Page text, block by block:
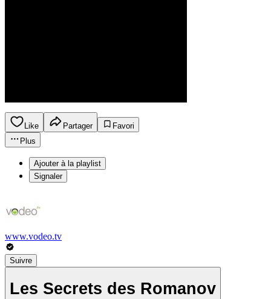
Like Partager
Favori
Plus
Ajouter à la playlist
Signaler
www.vodeo.tv
Suivre
Les Secrets des Romanov